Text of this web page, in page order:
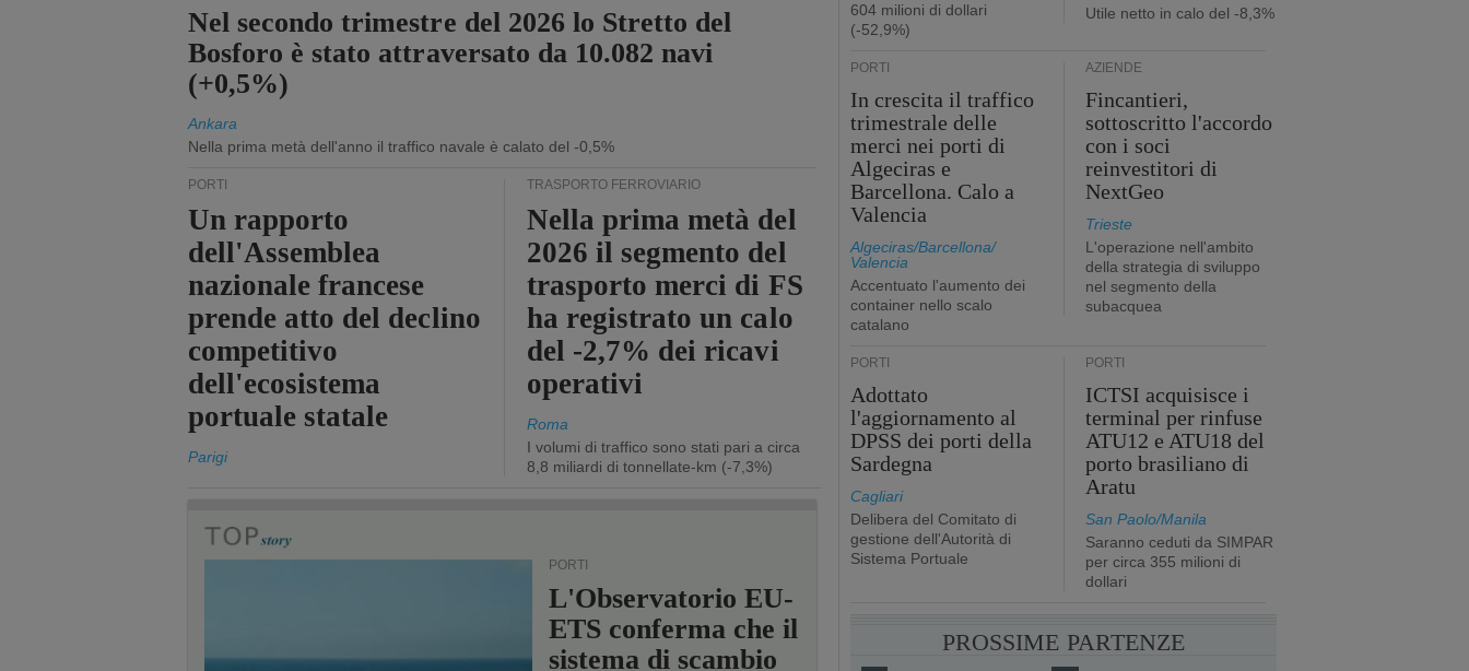
Nel secondo trimestre del 2026 lo Stretto del
Bosforo è stato attraversato da 10.082 navi
(+0,5%)
Ankara
Nella prima metà dell'anno il traffico navale è calato del -0,5%
PORTI
Un rapporto
dell'Assemblea
nazionale francese
prende atto del declino
competitivo
dell'ecosistema
portuale statale
Parigi
TRASPORTO FERROVIARIO
Nella prima metà del
2026 il segmento del
trasporto merci di FS
ha registrato un calo
del -2,7% dei ricavi
operativi
Roma
I volumi di traffico sono stati pari a circa
8,8 miliardi di tonnellate-km (-7,3%)
PORTI
L'Observatorio EU-
ETS conferma che il
sistema di scambio
604 milioni di dollari
(-52,9%)
Utile netto in calo del -8,3%
PORTI
In crescita il traffico
trimestrale delle
merci nei porti di
Algeciras e
Barcellona. Calo a
Valencia
Algeciras/Barcellona/
Valencia
Accentuato l'aumento dei
container nello scalo
catalano
AZIENDE
Fincantieri,
sottoscritto l'accordo
con i soci
reinvestitori di
NextGeo
Trieste
L'operazione nell'ambito
della strategia di sviluppo
nel segmento della
subacquea
PORTI
Adottato
l'aggiornamento al
DPSS dei porti della
Sardegna
Cagliari
Delibera del Comitato di
gestione dell'Autorità di
Sistema Portuale
PORTI
ICTSI acquisisce i
terminal per rinfuse
ATU12 e ATU18 del
porto brasiliano di
Aratu
San Paolo/Manila
Saranno ceduti da SIMPAR
per circa 355 milioni di
dollari
PROSSIME PARTENZE